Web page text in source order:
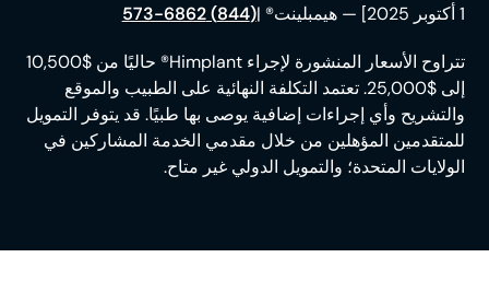
1 أكتوبر 2025] — هيمبلينت® |
(844) 573-6862
تتراوح الأسعار المنشورة لإجراء Himplant® حاليًا من $10,500
إلى $25,000. تعتمد التكلفة النهائية على الطبيب والموقع
والتشريح وأي إجراءات إضافية يوصى بها طبيًا. قد يتوفر التمويل
للمتقدمين المؤهلين من خلال مقدمي الخدمة المشاركين في
الولايات المتحدة؛ والتمويل الدولي غير متاح.